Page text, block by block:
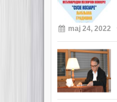
maj 24, 2022